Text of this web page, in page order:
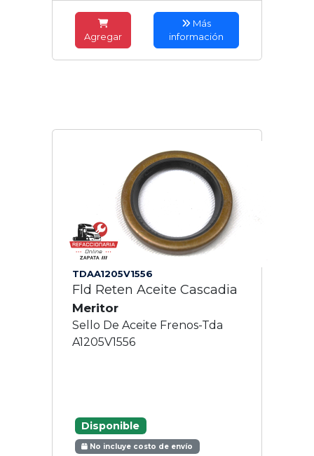
Agregar
Más
información
TDAA1205V1556
Fld Reten Aceite Cascadia
Meritor
Sello De Aceite Frenos-Tda
A1205V1556
Disponible
No incluye costo de envío